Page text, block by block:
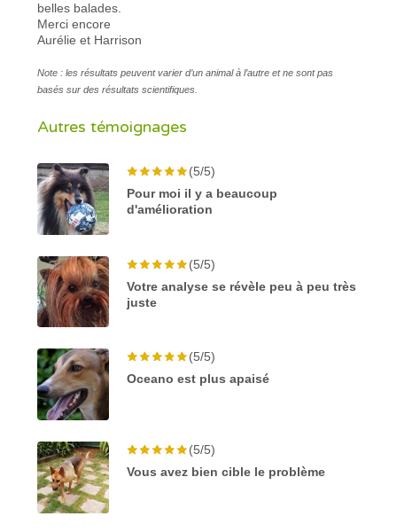
belles balades.
Merci encore
Aurélie et Harrison
Note : les résultats peuvent varier d’un animal à l’autre et ne sont pas
basés sur des résultats scientifiques.
Autres témoignages
(5/5)
Pour moi il y a beaucoup
d'amélioration
(5/5)
Votre analyse se révèle peu à peu très
juste
(5/5)
Oceano est plus apaisé
(5/5)
Vous avez bien cible le problème